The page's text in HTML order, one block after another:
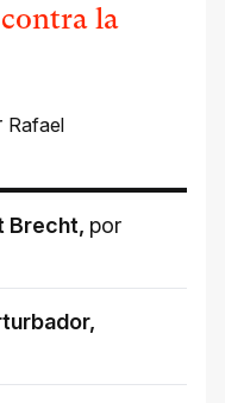
la
Rafael
Brecht, por
,